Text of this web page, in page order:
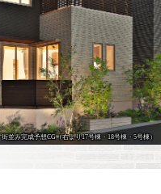
街並み完成予想CG（右より17号棟・18号棟・5号棟）